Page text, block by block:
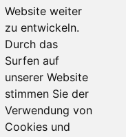
Website weiter
zu entwickeln.
Durch das
Surfen auf
unserer Website
stimmen Sie der
Verwendung von
Cookies und